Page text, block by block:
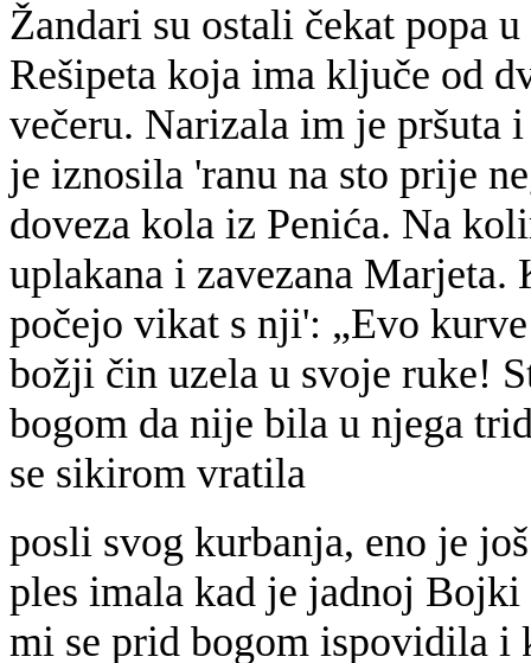
Žandari su ostali čekat popa
Rešipeta koja ima ključe od
večeru. Narizala im je pršuta
je iznosila 'ranu na sto prije
doveza kola iz Penića. Na
uplakana i zavezana
počejo vikat s nji': „Evo
božji čin uzela u svoje ruke!
bogom da nije bila u njega
se sikirom vratila
posli svog kurbanja, eno je
ples imala kad je jadnoj
mi se prid bogom ispovidila i